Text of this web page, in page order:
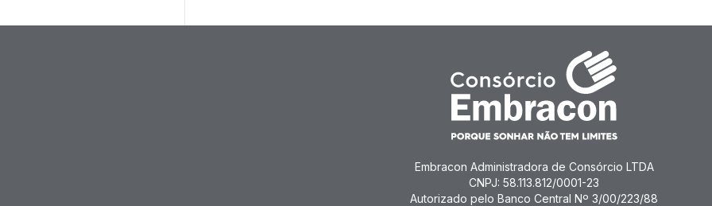
Embracon Administradora de Consórcio LTDA
CNPJ: 58.113.812/0001-23
Autorizado pelo Banco Central Nº 3/00/223/88